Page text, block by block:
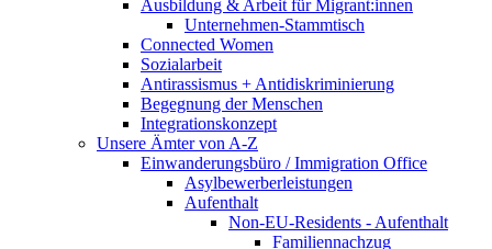
Ausbildung & Arbeit für Migrant:innen
Unternehmen-Stammtisch
Connected Women
Sozialarbeit
Antirassismus + Antidiskriminierung
Begegnung der Menschen
Integrationskonzept
Unsere Ämter von A-Z
Einwanderungsbüro / Immigration Office
Asylbewerberleistungen
Aufenthalt
Non-EU-Residents - Aufenthalt
Familiennachzug